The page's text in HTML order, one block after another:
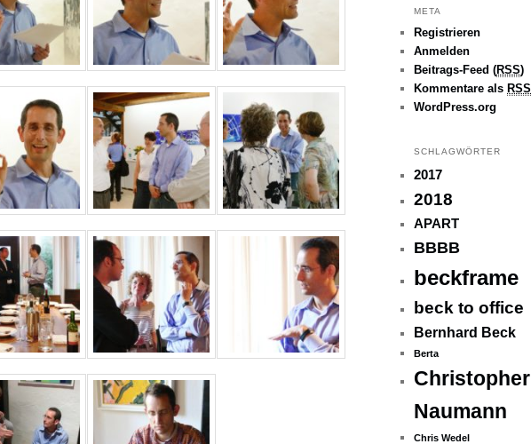
META
Registrieren
Anmelden
Beitrags-Feed (RSS)
Kommentare als RSS
WordPress.org
SCHLAGWÖRTER
2017
2018
APART
BBBB
beckframe
beck to office
Bernhard Beck
Berta
Christopher
Naumann
Chris Wedel